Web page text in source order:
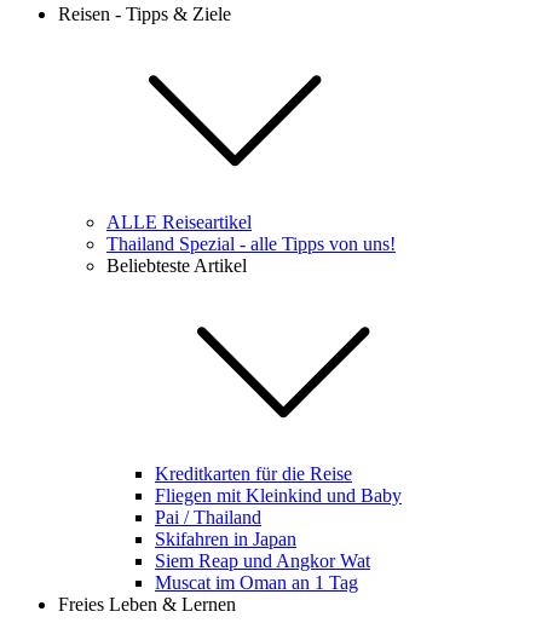
Reisen - Tipps & Ziele
ALLE Reiseartikel
Thailand Spezial - alle Tipps von uns!
Beliebteste Artikel
Kreditkarten für die Reise
Fliegen mit Kleinkind und Baby
Pai / Thailand
Skifahren in Japan
Siem Reap und Angkor Wat
Muscat im Oman an 1 Tag
Freies Leben & Lernen